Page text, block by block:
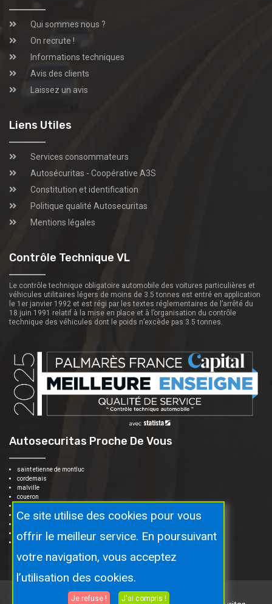
Qui sommes nous ?
On recrute !
Informations techniques
Avis des clients
Laissez un avis
Liens Utiles
Services consommateurs
Autosécuritas - Coopérative A3S
Constitution et identification
Politique qualité Autosecuritas
Mentions légales
Contrôle Technique VL
Le contrôle technique obligatoire automobile des voitures particulières et
véhicules utilitaires légers de moins de 3.5 tonnes est entré en application
le 1er janvier 1992 et est régi par les textes réglementaires de l’arrêté du
18 juin 1991 relatif à la mise en place et à l’organisation du contrôle
technique des véhicules dont le poids n’excède pas 3.5 tonnes.
Autosecuritas Proche De Vous
saint etienne de montluc
cordemais
malville
coueron
bouée
sautron
Ce site utilise des cookies pour vous
offrir le meilleur service. En poursuivant
votre navigation, vous acceptez
l’utilisation des cookies.
Je refuse ! J'ai compris !